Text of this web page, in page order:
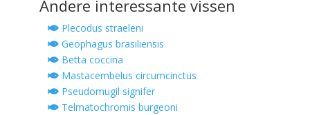
Andere interessante vissen
Plecodus straeleni
Geophagus brasiliensis
Betta coccina
Mastacembelus circumcinctus
Pseudomugil signifer
Telmatochromis burgeoni